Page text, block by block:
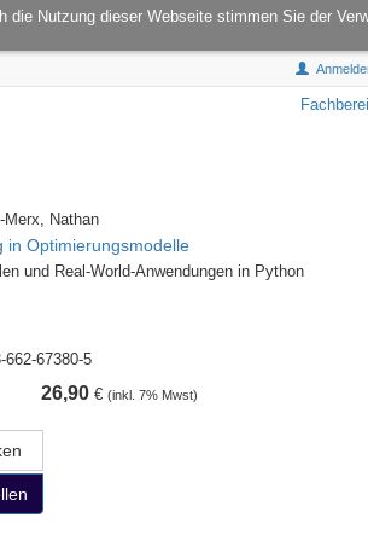
Nutzung dieser Webseite stimmen Sie der
S1|03 E-Mail:info@tu-books.de
Merx, Nathan
in Optimierungsmodelle
und Real-World-Anwendungen in Python
662-67380-5
26,90€ (inkl. 7% Mwst)